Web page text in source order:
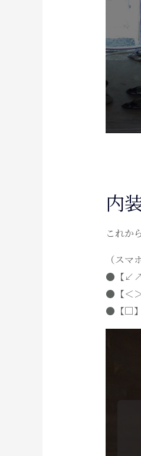
内
これか
（スマ
●【↙↗
●【＜
●【□】